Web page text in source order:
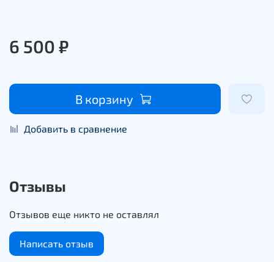
6 500 ₽
В корзину
Добавить в сравнение
Отзывы
Отзывов еще никто не оставлял
Написать отзыв